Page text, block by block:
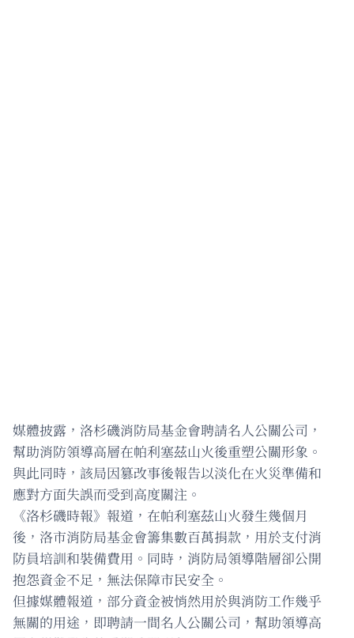
媒體披露，洛杉磯消防局基金會聘請名人公關公司，
幫助消防領導高層在帕利塞茲山火後重塑公關形象。
與此同時，該局因篡改事後報告以淡化在火災準備和
應對方面失誤而受到高度關注。
《洛杉磯時報》報道，在帕利塞茲山火發生幾個月
後，洛市消防局基金會籌集數百萬捐款，用於支付消
防員培訓和裝備費用。同時，消防局領導階層卻公開
抱怨資金不足，無法保障市民安全。
但據媒體報道，部分資金被悄然用於與消防工作幾乎
無關的用途，即聘請一間名人公關公司，幫助領導高